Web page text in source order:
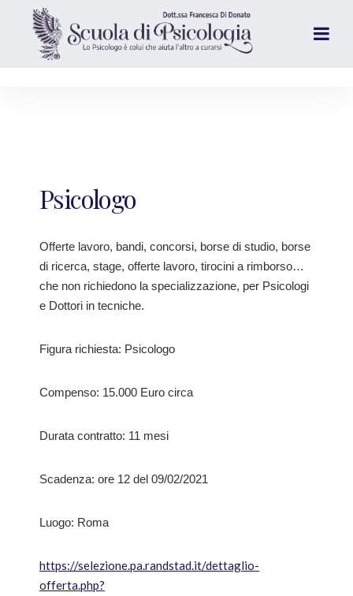
Psicologo
Offerte lavoro, bandi, concorsi, borse di studio, borse
di ricerca, stage, offerte lavoro, tirocini a rimborso…
che non richiedono la specializzazione, per Psicologi
e Dottori in tecniche.
Figura richiesta: Psicologo
Compenso: 15.000 Euro circa
Durata contratto: 11 mesi
Scadenza: ore 12 del 09/02/2021
Luogo: Roma
https://selezione.pa.randstad.it/dettaglio-
offerta.php?